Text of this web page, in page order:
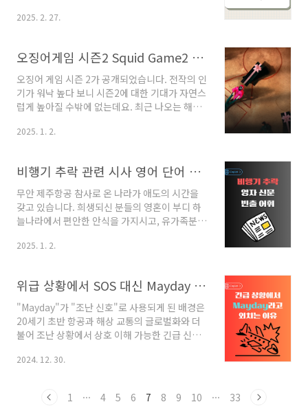
로도 사용되고 형용사로도 사용됩니다. funny가
입니다. 단순해 보이지만 문맥에 따라 여러 의미
으로 '전체 거리', '끝까지', '완전히'라는 의미를
가집니다. 그러나 이것만으로는 이 표현의 다양
한 뉘앙스를 이해하기 어렵죠. 그래서 문맥에 따
라 뉘앙스를 아는 것이 필요합니다. 하나씩 살펴
보겠습니다.1. 물리적 거리나 장소를 나타낼 때
이 경우 '전체 거리', '끝까지'라는 의미로 사용됩
2025. 2. 27.
오징어게임 시즌2 Squid Game2 해외 반응
오징어 게임 시즌 2가 공개되었습니다. 전작의 인
기가 워낙 높다 보니 시즌2에 대한 기대가 자연스
럽게 높아질 수밖에 없는데요. 최근 나오는 해외
가 높지 않은 듯합니다. 그럼에도 보고 싶은 마음
과 부정적인 측면으로 나눠서 어떻게 설명하고
있는지 확인해 보도록 하겠습니다.긍정적인 반응
더 타임스(The Times)시즌 2를 "복수와 구원
의 층위 있고 미묘하며 복잡한 이야기"라고 평가
하며 4/5점을 부여했습니다."This is a story
of revenge and redemption: more
2025. 1. 2.
비행기 추락 관련 시사 영어 단어 정리
무안 제주항공 참사로 온 나라가 애도의 시간을
갖고 있습니다. 희생되신 분들의 영혼이 부디 하
늘나라에서 편안한 안식을 가지시고, 유가족분들
기를 기원합니다. 오늘은 이런 비행기 추락과 관
니다.비행기 추락 관련 빈출 어휘 정리Crash: 추
락, 충돌The plane crashed into a
mountainside due to poor visibility.그 비
행기는 나쁜 가시성 때문에 산비탈에 추락했
다. Wreckage: 잔해, 파편Search teams
recovered the wreckage of the aircraft in
2025. 1. 2.
위급 상황에서 SOS 대신 Mayday (메이데이)를 사용하는 이유
"Mayday"가 "조난 신호"로 사용되게 된 배경은
20세기 초반 항공과 해상 교통의 글로벌화와 더
불어 조난 상황에서 상호 이해 가능한 긴급 신호
어의 기원과 채택 과정은 다음과 같이 설명할 수
면서 사람들은 긴급 상황에서 사용할 통일된 조
2024. 12. 30.
1 ··· 4 5 6 7 8 9 10 ··· 33